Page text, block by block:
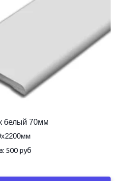
белый 70мм
500 руб